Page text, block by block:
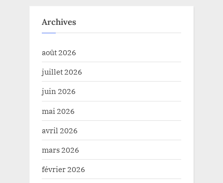
Archives
août 2026
juillet 2026
juin 2026
mai 2026
avril 2026
mars 2026
février 2026